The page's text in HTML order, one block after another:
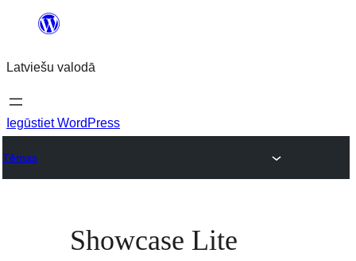
Pāriet
saturu
Latviešu valodā
Iegūstiet WordPress
Tēmas
Showcase Lite